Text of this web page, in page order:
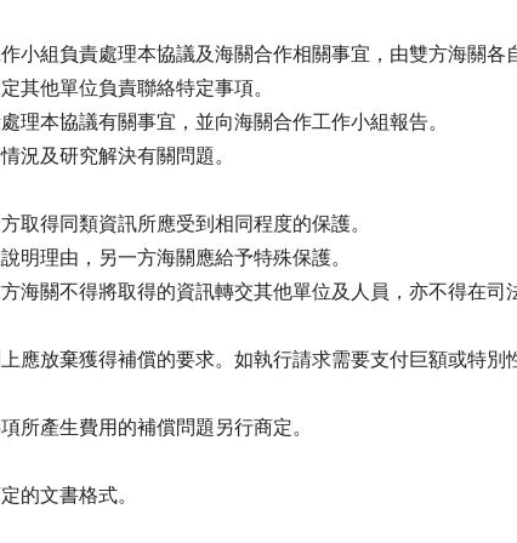
小組負責處理本協議及海關合作相關事宜，由雙方海關
其他單位負責聯絡特定事項。
理本協議有關事宜，並向海關合作工作小組報告。
況及研究解決有關問題。
取得同類資訊所應受到相同程度的保護。
明理由，另一方海關應給予特殊保護。
海關不得將取得的資訊轉交其他單位及人員，亦不得在司
應放棄獲得補償的要求。如執行請求需要支付巨額或特
所產生費用的補償問題另行商定。
的文書格式。